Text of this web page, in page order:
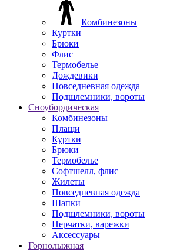
Комбинезоны
Куртки
Брюки
Флис
Термобелье
Дождевики
Повседневная одежда
Подшлемники, вороты
Сноубордическая
Комбинезоны
Плащи
Куртки
Брюки
Термобелье
Софтшелл, флис
Жилеты
Повседневная одежда
Шапки
Подшлемники, вороты
Перчатки, варежки
Аксессуары
Горнолыжная